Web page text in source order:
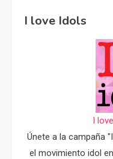
I love Idols
I
Únete a la campaña
el movimiento idol